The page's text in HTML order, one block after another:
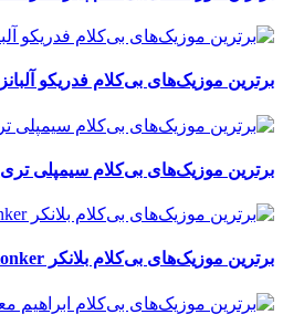
برترین موزیک‌های بی‌کلام فدریکو آلبانز Federico Albanese
برترین موزیک‌های بی‌کلام سیمپلی تری Simply Three
برترین موزیک‌های بی‌کلام بلانکر Blonker